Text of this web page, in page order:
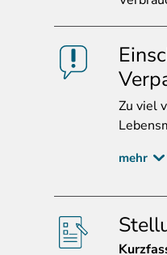
Zu viel
mehr